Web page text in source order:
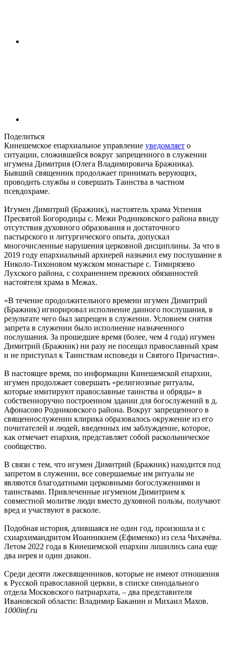
Поделиться
Кинешемское епархиальное управление уведомляет о
ситуации, сложившейся вокруг запрещенного в служении
игумена Димитрия (Олега Владимировича Бражника).
Бывший священник продолжает принимать верующих,
проводить службы и совершать Таинства в частном
псевдохраме.
Игумен Димитрий (Бражник), настоятель храма Успения
Пресвятой Богородицы с. Межи Родниковского района ввиду
отсутствия духовного образования и достаточного
пастырского и литургического опыта, допускал
многочисленные нарушения церковной дисциплины. За что в
2019 году епархиальный архиерей назначил ему послушание в
Николо-Тихоновом мужском монастыре с. Тимирязево
Лухского района, с сохранением прежних обязанностей
настоятеля храма в Межах.
«В течение продолжительного времени игумен Димитрий
(Бражник) игнорировал исполнение данного послушания, в
результате чего был запрещен в служении. Условием снятия
запрета в служении было исполнение назначенного
послушания. За прошедшее время (более, чем 4 года) игумен
Димитрий (Бражник) ни разу не посещал православный храм
и не приступал к Таинствам исповеди и Святого Причастия».
В настоящее время, по информации Кинешемской епархии,
игумен продолжает совершать «религиозные ритуалы,
которые имитируют православные таинства и обряды» в
собственноручно построенном здании для богослужений в д.
Афонасово Родниковского района. Вокруг запрещенного в
священнослужении клирика образовалось окружение из его
почитателей и людей, введенных им заблуждение, которое,
как отмечает епархия, представляет собой раскольническое
сообщество.
В связи с тем, что игумен Димитрий (Бражник) находится под
запретом в служении, все совершаемые им ритуалы не
являются благодатными церковными богослужениями и
таинствами. Привлеченные игуменом Димитрием к
совместной молитве люди вместо духовной пользы, получают
вред и участвуют в расколе.
Подобная история, длившаяся не один год, произошла и с
схиархимандритом Иоанникием (Ефименко) из села Чихачёва.
Летом 2022 года в Кинешемской епархии лишились сана еще
два иерея и один диакон.
Среди десяти лжесвященников, которые не имеют отношения
к Русской православной церкви, в списке синодального
отдела Московского патриархата, – два представителя
Ивановской области: Владимир Баканин и Михаил Махов.
1000inf.ru